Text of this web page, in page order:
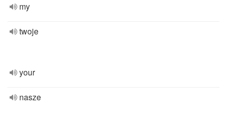
my
twoje
your
nasze